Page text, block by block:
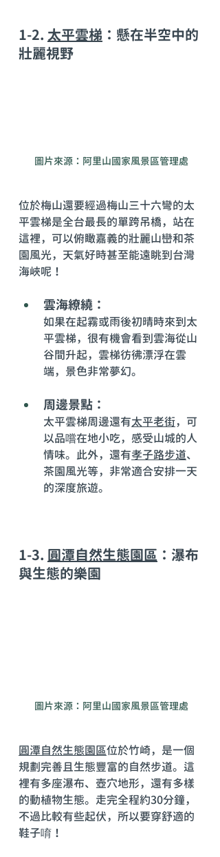
1-2. 太平雲梯 ：懸在半空中的
壯麗視野
圖片來源：阿里山國家風景區管理處
位於梅山還要經過梅山三十六彎的太
平雲梯是全台最長的單跨吊橋，站在
這裡，可以俯瞰嘉義的壯麗山巒和茶
園風光，天氣好時甚至能遠眺到台灣
海峽呢！
雲海繚繞：
如果在起霧或雨後初晴時來到太
平雲梯，很有機會看到雲海從山
谷間升起，雲梯彷彿漂浮在雲
端，景色非常夢幻。
周邊景點：
太平雲梯周邊還有太平老街，可
以品嚐在地小吃，感受山城的人
情味。此外，還有孝子路步道、
茶園風光等，非常適合安排一天
的深度旅遊。
1-3. 圓潭自然生態園區 ：瀑布
與生態的樂園
圖片來源：阿里山國家風景區管理處
圓潭自然生態園區位於竹崎，是一個
規劃完善且生態豐富的自然步道。這
裡有多座瀑布、壺穴地形，還有多樣
的動植物生態。走完全程約30分鐘，
不過比較有些起伏，所以要穿舒適的
鞋子唷！